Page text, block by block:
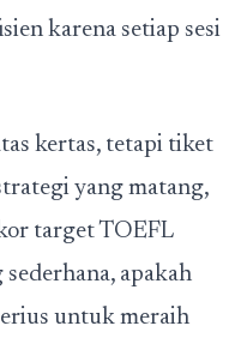
karena setiap sesi
kertas, tetapi tiket
yang matang,
target TOEFL
apakah
untuk meraih